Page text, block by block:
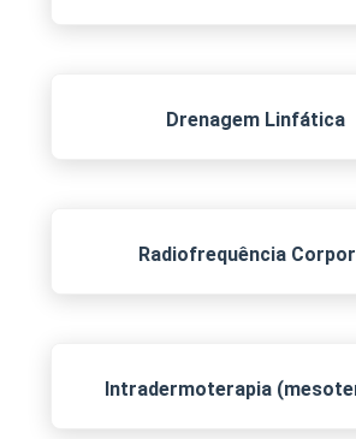
Drenagem Linfática
Radiofrequência
Intradermoterapia